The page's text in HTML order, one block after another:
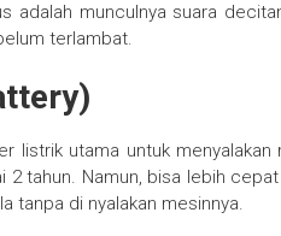
adalah munculnya suara
terlambat.
listrik utama untuk
2 tahun. Namun, bisa lebih
tanpa di nyalakan mesinnya.